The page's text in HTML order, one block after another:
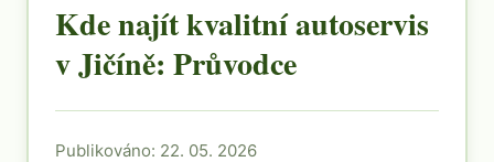
Kde najít kvalitní autoservis
v Jičíně: Průvodce
Publikováno: 22. 05. 2026